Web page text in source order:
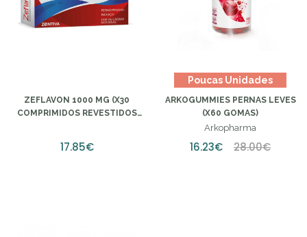
ZEFLAVON 1000 MG (X30
COMPRIMIDOS REVESTIDOS
17.85€
Poucas Unidades
ARKOGUMMIES PERNAS LEVES
(X60 GOMAS)
Arkopharma
16.23€ 28.00€